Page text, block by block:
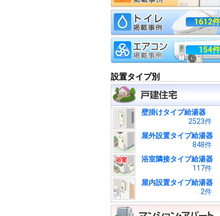
1612件
154件
設置タイプ別
壁掛けタイプ給湯器
2523件
屋外設置タイプ給湯器
848件
浴室隣接タイプ給湯器
117件
屋内設置タイプ給湯器
2件